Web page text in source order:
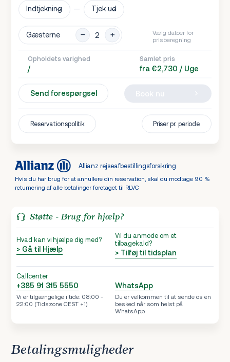
Indtjekning Tjek ud
Gæsterne
Vælg datoer for
prisberegning
Opholdets varighed
/
Samlet pris
fra €2,730 / Uge
Send forespørgsel
Reservationspolitik Priser pr. periode
Allianz rejseafbestillingsforsikring
Hvis du har brug for at annullere din reservation, skal du modtage 90 %
returnering af alle betalinger foretaget til RLVC
Støtte - Brug for hjælp?
Hvad kan vi hjælpe dig med?
> Gå til Hjælp
Vil du anmode om et
tilbagekald?
> Tilføj til tidsplan
Callcenter
+385 91 315 5550
Vi er tilgængelige i tide: 08:00 -
22:00 (Tidszone CEST +1)
WhatsApp
Du er velkommen til at sende os en
besked når som helst på
WhatsApp
Betalingsmuligheder